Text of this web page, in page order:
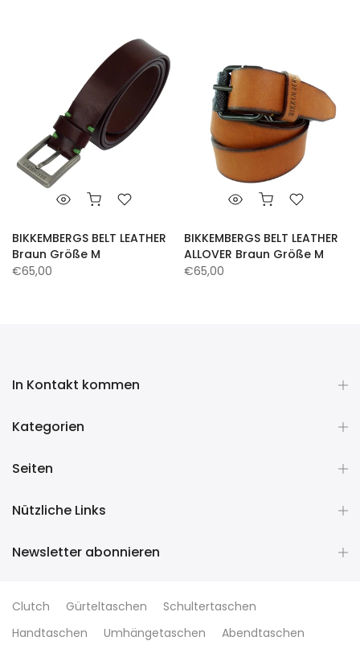
BIKKEMBERGS BELT LEATHER
Braun Größe M
€65,00
BIKKEMBERGS BELT LEATHER
ALLOVER Braun Größe M
€65,00
In Kontakt kommen
Kategorien
Seiten
Nützliche Links
Newsletter abonnieren
Clutch Gürteltaschen
Schultertaschen
Handtaschen
Umhängetaschen Abendtaschen